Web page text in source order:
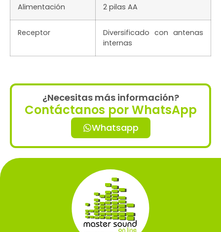
Alimentación 2 pilas AA
Receptor
Diversificado con antenas
internas
¿Necesitas más información?
Contáctanos por WhatsApp
Whatsapp